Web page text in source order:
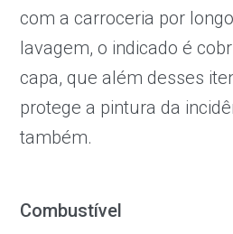
com a carroceria por
lavagem, o indicado é
capa, que além desses
protege a pintura da
também.
Combustível